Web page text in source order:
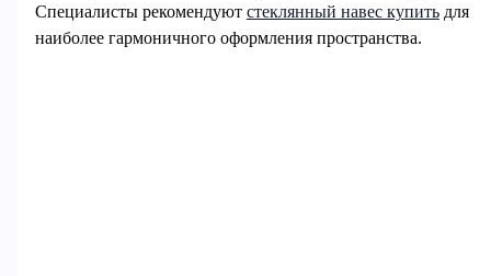
Специалисты рекомендуют стеклянный навес купитьдля
наиболее гармоничного оформления пространства.